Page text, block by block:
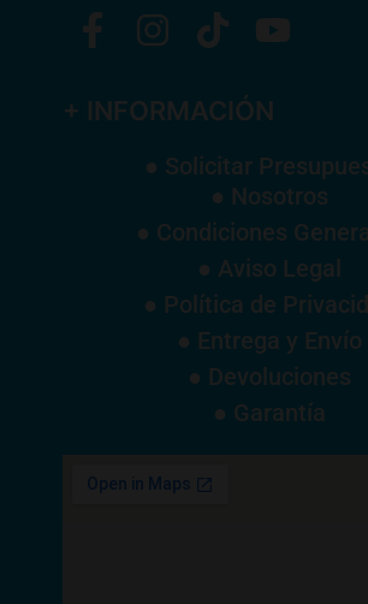
+ INFORMACIÓN
● Solicitar
● Nosotros
● Condiciones
● Aviso Legal
● Política de
● Entrega y Envío
● Devoluciones
● Garantía